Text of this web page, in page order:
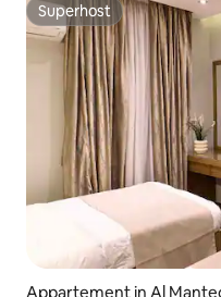
Superhost
Superhost
Appartement in Al